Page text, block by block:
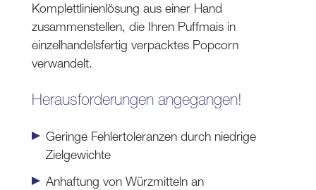
Komplettlinienlösung aus einer Hand
zusammenstellen, die Ihren Puffmais in
einzelhandelsfertig verpacktes Popcorn
verwandelt.
Herausforderungen angegangen!
Geringe Fehlertoleranzen durch niedrige
Zielgewichte
Anhaftung von Würzmitteln an